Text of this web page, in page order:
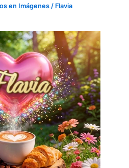
en Imágenes / Flavia